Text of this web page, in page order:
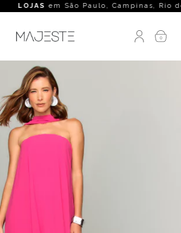
LOJASem São Paulo, Campinas, Rio de
0